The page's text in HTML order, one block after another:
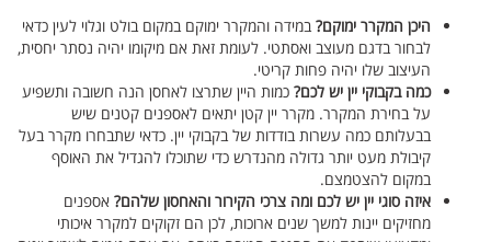
היכן המקרר ימוקם?במידה והמקרר ימוקם במקום בולט וגלוי לעין כדאי
לבחור בדגם מעוצב ואסתטי. לעומת זאת אם מיקומו יהיה נסתר יחסית,
העיצוב שלו יהיה פחות קריטי.
כמה בקבוקי יין יש לכם? כמות היין שתרצו לאחסן הנה חשובה ותשפיע
על בחירת המקרר. מקרר יין קטן יתאים לאספנים קטנים שיש
בבעלותם כמה עשרות בודדות של בקבוקי יין. כדאי שתבחרו מקרר בעל
קיבולת מעט יותר גדולה מהנדרש כדי שתוכלו להגדיל את האוסף
במקום להצטמצם.
איזה סוגי יין יש לכם ומה צרכי הקירור והאחסון שלהם? אספנים
מחזיקים יינות למשך שנים ארוכות, לכן הם זקוקים למקרר איכותי